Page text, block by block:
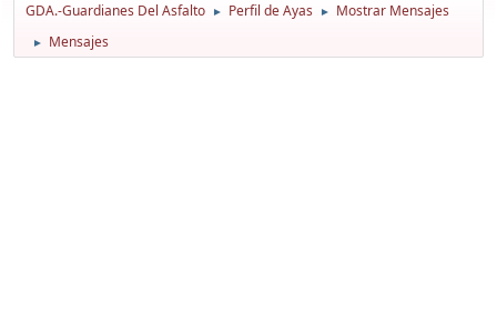
GDA.-Guardianes Del Asfalto ► Perfil de Ayas ► Mostrar Mensajes
► Mensajes